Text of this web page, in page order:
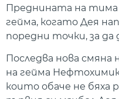
Преднината на тима
гейма, когато Дея
поредни точки, за да
Последва нова смяна
на гейма
които обаче не бяха